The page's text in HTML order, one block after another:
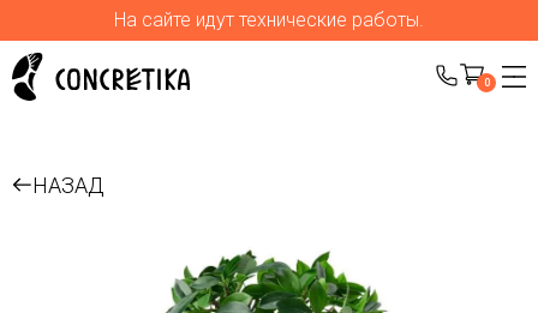
На сайте идут технические работы.
0
НАЗАД